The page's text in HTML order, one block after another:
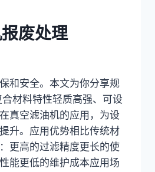
废处理
和安全。本文为你分享规
材料特性轻质高强、可设
真空滤油机的应用，为设
升。应用优势相比传统材
更高的过滤精度更长的使
能更低的维护成本应用场